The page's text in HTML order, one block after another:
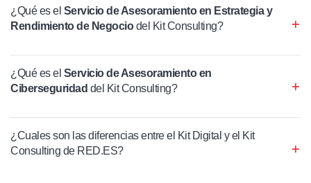
¿Qué es el Servicio de Asesoramiento en Estrategia y
Rendimiento de Negociodel Kit Consulting?
¿Qué es el Servicio de Asesoramiento en
Ciberseguridad del Kit Consulting?
¿Cuales son las diferencias entre el Kit Digital y el Kit
Consulting de RED.ES?